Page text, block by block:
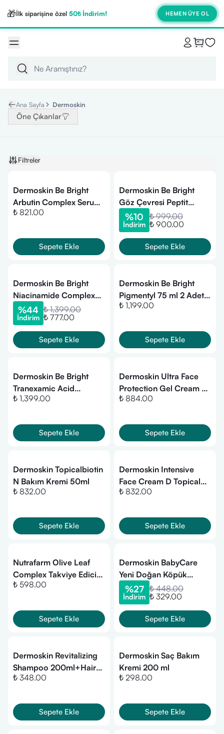
🎁İlk siparişine özel 50₺ İndirim! HEMEN ÜYE OL
Ana Sayfa Dermoskin
Öne Çıkanlar
Filtreler
Dermoskin Be Bright
Arbutin Complex Serum
30 ml
₺ 821.00
Sepete Ekle
Dermoskin Be Bright
Göz Çevresi Peptit
Kompleks Krem 15 ml
%10
İndirim
₺ 999.00
₺ 900.00
Sepete Ekle
Dermoskin Be Bright
Niacinamide Complex
Serum 30 ml
%44
İndirim
₺ 1,399.00
₺ 777.00
Sepete Ekle
Dermoskin Be Bright
Pigmentyl 75 ml 2 Adet
50 Faktör Güneş Kremi
₺ 1,199.00
Sepete Ekle
Dermoskin Be Bright
Tranexamic Acid
Complex Serum 30 ml
₺ 1,399.00
Sepete Ekle
Dermoskin Ultra Face
Protection Gel Cream 97
SPF50+ 50 ml
₺ 884.00
Sepete Ekle
Dermoskin Topicalbiotin
N Bakım Kremi 50ml
₺ 832.00
Sepete Ekle
Dermoskin Intensive
Face Cream D Topical
Biotin Cream (Kuru
₺ 832.00
Sepete Ekle
Nutrafarm Olive Leaf
Complex Takviye Edici
Gıda 60 Kapsül
₺ 598.00
Sepete Ekle
Dermoskin BabyCare
Yeni Doğan Köpük
Şampuanı 200 ml
%27
İndirim
₺ 448.00
₺ 329.00
Sepete Ekle
​Dermoskin Revitalizing
Shampoo 200ml+Hair
Conditioner 75ml
₺ 348.00
Sepete Ekle
Dermoskin Saç Bakım
Kremi 200 ml
₺ 298.00
Sepete Ekle